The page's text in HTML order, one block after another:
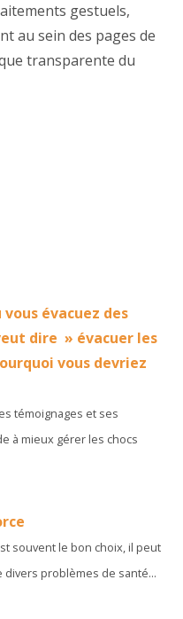
gestuels,
au sein des pages de
transparente du
évacuez des
dire » évacuer les
vous devriez
témoignages et ses
à mieux gérer les chocs
souvent le bon choix, il peut
divers problèmes de santé...